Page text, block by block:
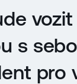
vozit
s
pro